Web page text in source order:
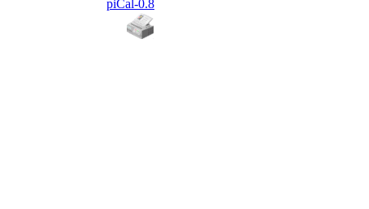
piCal-0.8